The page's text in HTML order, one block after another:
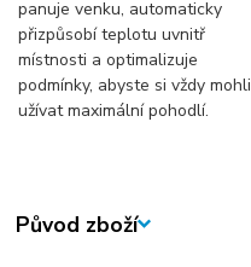
panuje venku, automaticky
přizpůsobí teplotu uvnitř
místnosti a optimalizuje
podmínky, abyste si vždy mohli
užívat maximální pohodlí.
Původ zboží